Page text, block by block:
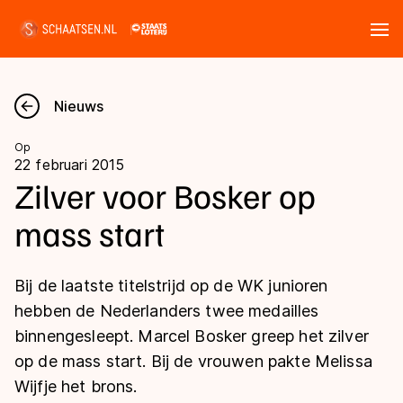
Nieuws
Kalender
Disciplines
Langebaan
Shorttrack
Inlineskaten
Uitslagen
Langebaan
Shorttrack
Marathon
Tijden & historie
Ranglijsten Langebaan
Nieuws
Op
22 februari 2015
Zilver voor Bosker op
mass start
Bij de laatste titelstrijd op de WK junioren
hebben de Nederlanders twee medailles
binnengesleept. Marcel Bosker greep het zilver
op de mass start. Bij de vrouwen pakte Melissa
Wijfje het brons.